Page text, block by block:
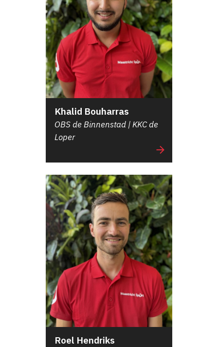
Khalid Bouharras
OBS de Binnenstad | KKC de
Loper
Roel Hendriks